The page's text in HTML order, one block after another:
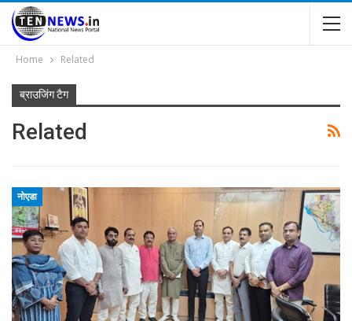
Home Related
ब्राउजिंग टैग
Related
नोएडा